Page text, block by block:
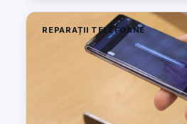
REPARAȚII TELEFOANE